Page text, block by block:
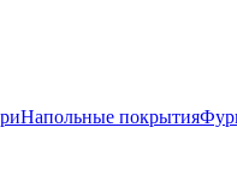
Напольные покрытия